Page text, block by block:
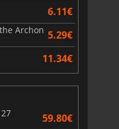
6.11€
Archon 5.29€
11.34€
59.80€